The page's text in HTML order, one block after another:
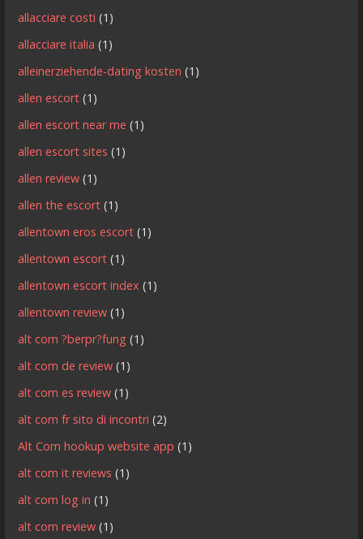
allacciare costi (1)
allacciare italia (1)
alleinerziehende-dating kosten (1)
allen escort (1)
allen escort near me (1)
allen escort sites (1)
allen review (1)
allen the escort (1)
allentown eros escort (1)
allentown escort (1)
allentown escort index (1)
allentown review (1)
alt com ?berpr?fung (1)
alt com de review (1)
alt com es review (1)
alt com fr sito di incontri (2)
Alt Com hookup website app (1)
alt com it reviews (1)
alt com log in (1)
alt com review (1)